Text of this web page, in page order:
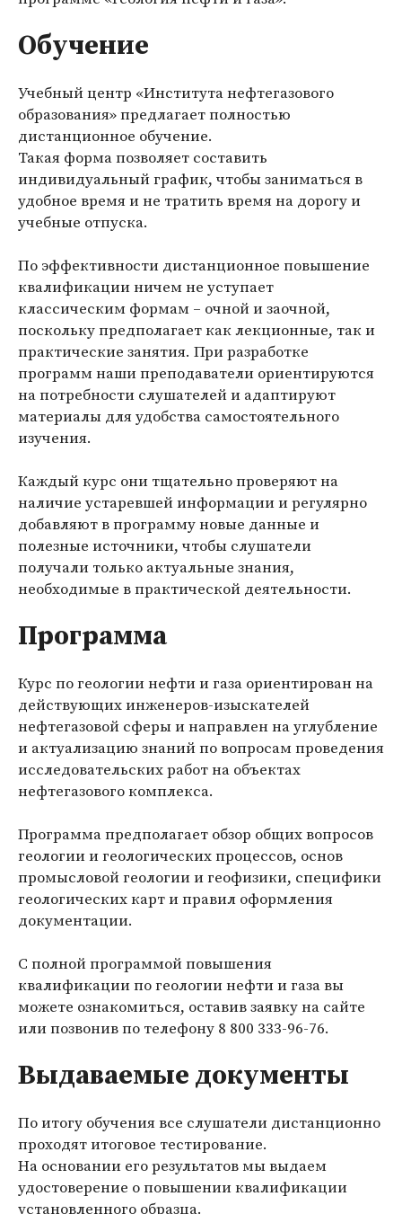
Обучение
Учебный центр «Института нефтегазового
образования» предлагает полностью
дистанционное обучение.
Такая форма позволяет составить
индивидуальный график, чтобы заниматься в
удобное время и не тратить время на дорогу и
учебные отпуска.
По эффективности дистанционное повышение
квалификации ничем не уступает
классическим формам – очной и заочной,
поскольку предполагает как лекционные, так и
практические занятия. При разработке
программ наши преподаватели ориентируются
на потребности слушателей и адаптируют
материалы для удобства самостоятельного
изучения.
Каждый курс они тщательно проверяют на
наличие устаревшей информации и регулярно
добавляют в программу новые данные и
полезные источники, чтобы слушатели
получали только актуальные знания,
необходимые в практической деятельности.
Программа
Курс по геологии нефти и газа ориентирован на
действующих инженеров-изыскателей
нефтегазовой сферы и направлен на углубление
и актуализацию знаний по вопросам проведения
исследовательских работ на объектах
нефтегазового комплекса.
Программа предполагает обзор общих вопросов
геологии и геологических процессов, основ
промысловой геологии и геофизики, специфики
геологических карт и правил оформления
документации.
С полной программой повышения
квалификации по геологии нефти и газа вы
можете ознакомиться, оставив заявку на сайте
или позвонив по телефону 8 800 333-96-76.
Выдаваемые документы
По итогу обучения все слушатели дистанционно
проходят итоговое тестирование.
На основании его результатов мы выдаем
удостоверение о повышении квалификации
установленного образца.